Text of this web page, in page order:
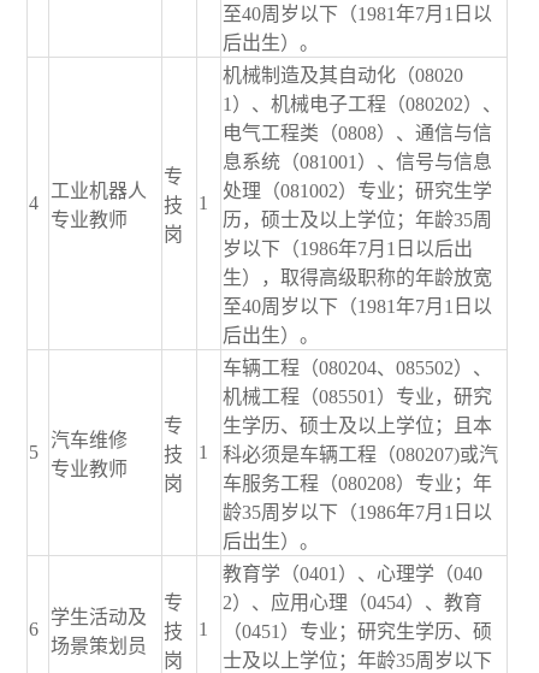
至40周岁以下（1981年7月1日以
后出生）。
4
工业机器人
专业教师
专
技
岗
1
机械制造及其自动化（08020
1）、机械电子工程（080202）、
电气工程类（0808）、通信与信
息系统（081001）、信号与信息
处理（081002）专业；研究生学
历，硕士及以上学位；年龄35周
岁以下（1986年7月1日以后出
生），取得高级职称的年龄放宽
至40周岁以下（1981年7月1日以
后出生）。
5
汽车维修
专业教师
专
技
岗
1
车辆工程（080204、085502）、
机械工程（085501）专业，研究
生学历、硕士及以上学位；且本
科必须是车辆工程（080207)或汽
车服务工程（080208）专业；年
龄35周岁以下（1986年7月1日以
后出生）。
6
学生活动及
场景策划员
专
技
岗
1
教育学（0401）、心理学（040
2）、应用心理（0454）、教育
（0451）专业；研究生学历、硕
士及以上学位；年龄35周岁以下